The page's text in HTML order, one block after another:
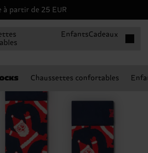
partir de 25 EUR
EnfantsCadeaux
Chaussettes confortables